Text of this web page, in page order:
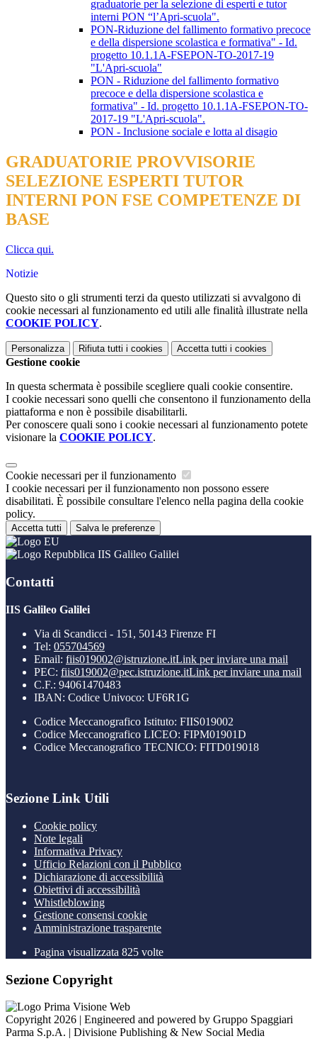
graduatorie per la selezione di esperti e tutor
interni PON “l’Apri-scuola".
PON-Riduzione del fallimento formativo precoce
e della dispersione scolastica e formativa" - Id.
progetto 10.1.1A-FSEPON-TO-2017-19
"L'Apri-scuola"
PON - Riduzione del fallimento formativo
precoce e della dispersione scolastica e
formativa" - Id. progetto 10.1.1A-FSEPON-TO-
2017-19 "L'Apri-scuola".
PON - Inclusione sociale e lotta al disagio
GRADUATORIE PROVVISORIE
SELEZIONE ESPERTI TUTOR
INTERNI PON FSE COMPETENZE DI
BASE
Clicca qui.
Notizie
Questo sito o gli strumenti terzi da questo utilizzati si avvalgono di
cookie necessari al funzionamento ed utili alle finalità illustrate nella
COOKIE POLICY.
Personalizza Rifiuta tutti i cookies Accetta tutti i cookies
Gestione cookie
In questa schermata è possibile scegliere quali cookie consentire.
I cookie necessari sono quelli che consentono il funzionamento della
piattaforma e non è possibile disabilitarli.
Per conoscere quali sono i cookie necessari al funzionamento potete
visionare la COOKIE POLICY.
Cookie necessari per il funzionamento
I cookie necessari per il funzionamento non possono essere
disabilitati. È possibile consultare l'elenco nella pagina della cookie
policy.
Accetta tutti Salva le preferenze
IIS Galileo Galilei
Contatti
IIS Galileo Galilei
Via di Scandicci - 151, 50143 Firenze FI
Tel: 055704569
Email: fiis019002@istruzione.itLink per inviare una mail
PEC: fiis019002@pec.istruzione.itLink per inviare una mail
C.F.: 94061470483
IBAN: Codice Univoco: UF6R1G
Codice Meccanografico Istituto: FIIS019002
Codice Meccanografico LICEO: FIPM01901D
Codice Meccanografico TECNICO: FITD019018
Sezione Link Utili
Cookie policy
Note legali
Informativa Privacy
Ufficio Relazioni con il Pubblico
Dichiarazione di accessibilità
Obiettivi di accessibilità
Whistleblowing
Gestione consensi cookie
Amministrazione trasparente
Pagina visualizzata 825 volte
Sezione Copyright
Copyright 2026 | Engineered and powered by Gruppo Spaggiari
Parma S.p.A. | Divisione Publishing & New Social Media